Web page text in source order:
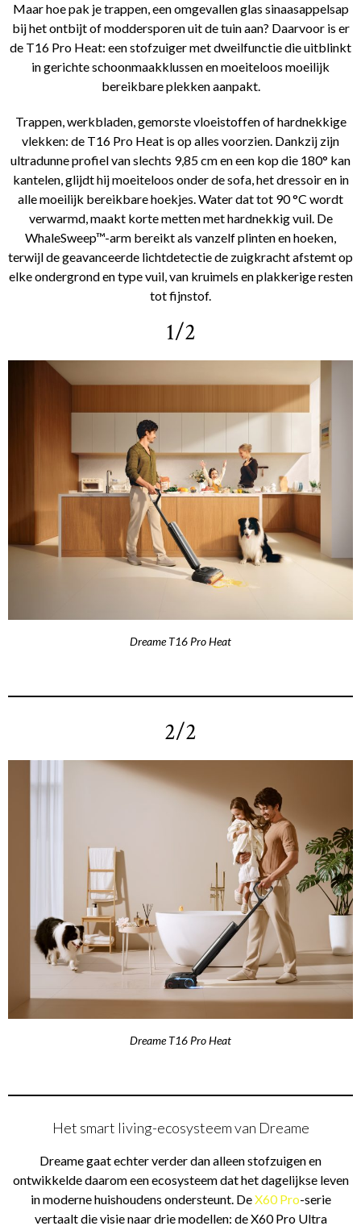
Maar hoe pak je trappen, een omgevallen glas sinaasappelsap
bij het ontbijt of moddersporen uit de tuin aan? Daarvoor is er
de T16 Pro Heat: een stofzuiger met dweilfunctie die uitblinkt
in gerichte schoonmaakklussen en moeiteloos moeilijk
bereikbare plekken aanpakt.
Trappen, werkbladen, gemorste vloeistoffen of hardnekkige
vlekken: de T16 Pro Heat is op alles voorzien. Dankzij zijn
ultradunne profiel van slechts 9,85 cm en een kop die 180° kan
kantelen, glijdt hij moeiteloos onder de sofa, het dressoir en in
alle moeilijk bereikbare hoekjes. Water dat tot 90 °C wordt
verwarmd, maakt korte metten met hardnekkig vuil. De
WhaleSweep™-arm bereikt als vanzelf plinten en hoeken,
terwijl de geavanceerde lichtdetectie de zuigkracht afstemt op
elke ondergrond en type vuil, van kruimels en plakkerige resten
tot fijnstof.
1/2
Dreame T16 Pro Heat
2/2
Dreame T16 Pro Heat
Het smart living-ecosysteem van Dreame
Dreame gaat echter verder dan alleen stofzuigen en
ontwikkelde daarom een ecosysteem dat het dagelijkse leven
in moderne huishoudens ondersteunt. DeX60 Pro-serie
vertaalt die visie naar drie modellen: de X60 Pro Ultra